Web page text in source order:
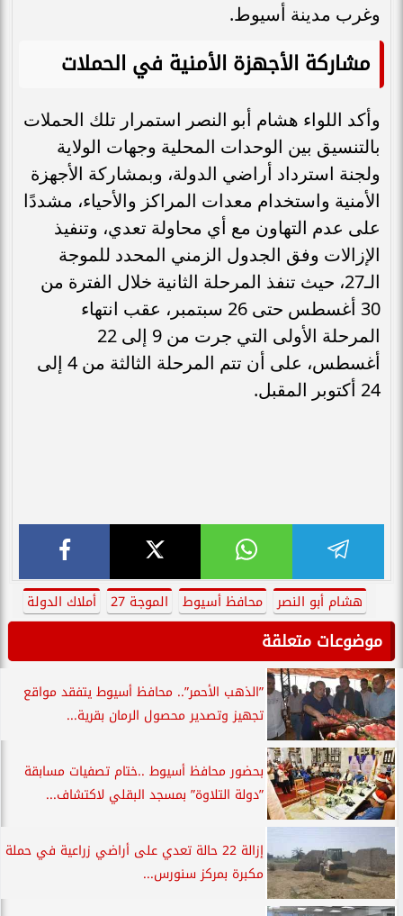
وغرب مدينة أسيوط.
مشاركة الأجهزة الأمنية في الحملات
وأكد اللواء هشام أبو النصر استمرار تلك الحملات
بالتنسيق بين الوحدات المحلية وجهات الولاية
ولجنة استرداد أراضي الدولة، وبمشاركة الأجهزة
الأمنية واستخدام معدات المراكز والأحياء، مشددًا
على عدم التهاون مع أي محاولة تعدي، وتنفيذ
الإزالات وفق الجدول الزمني المحدد للموجة
الـ27، حيث تنفذ المرحلة الثانية خلال الفترة من
30 أغسطس حتى 26 سبتمبر، عقب انتهاء
المرحلة الأولى التي جرت من 9 إلى 22
أغسطس، على أن تتم المرحلة الثالثة من 4 إلى
24 أكتوبر المقبل.
هشام أبو النصر محافظ أسيوط الموجة 27 أملاك الدولة
موضوعات متعلقة
”الذهب الأحمر”.. محافظ أسيوط يتفقد مواقع
تجهيز وتصدير محصول الرمان بقرية...
بحضور محافظ أسيوط ..ختام تصفيات مسابقة
”دولة التلاوة” بمسجد البقلي لاكتشاف...
إزالة 22 حالة تعدي على أراضي زراعية في حملة
مكبرة بمركز سنورس...